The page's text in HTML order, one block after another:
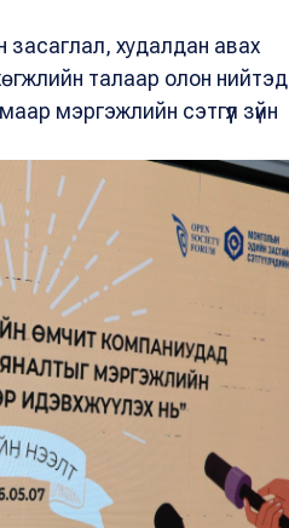
засаглал, худалдан авах
талаар олон нийтэд
мэргэжлийн сэтгүүл зүйн